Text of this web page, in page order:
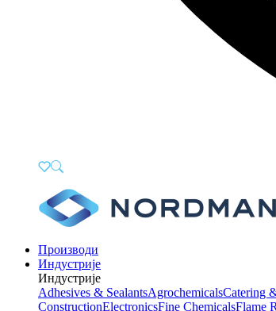
Производи
Индустрије
Индустрије
Adhesives & SealantsAgrochemicalsCatering
ConstructionElectronicsFine ChemicalsFlame